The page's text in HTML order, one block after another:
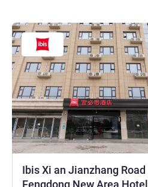
Ibis Xi an Jianzhang Road
Fengdong New Area Hotel